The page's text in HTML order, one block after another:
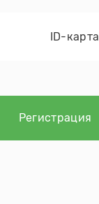
ID-карта
Регистрация